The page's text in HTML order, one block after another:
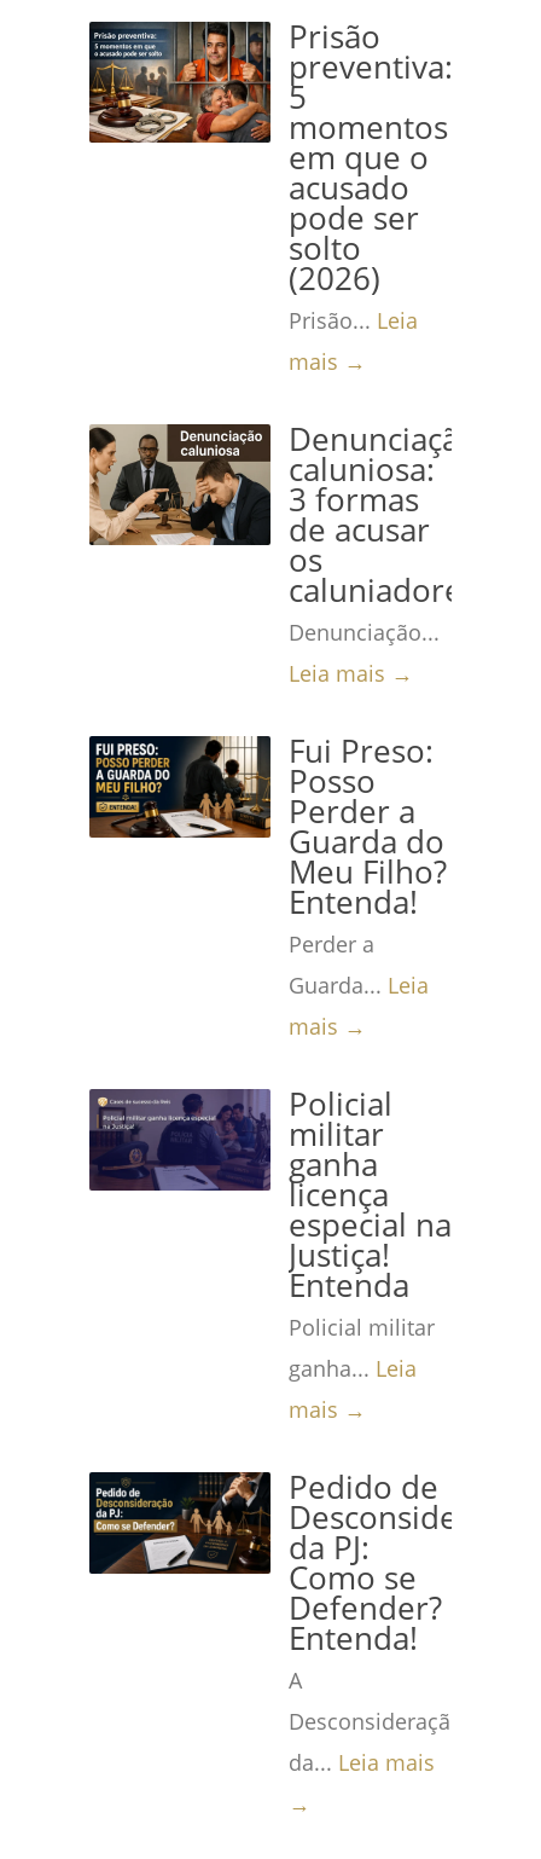
Prisão
preventiva:
5
momentos
em que o
acusado
pode ser
solto
(2026)
Prisão... Leia
mais →
Denunciação
caluniosa:
3 formas
de acusar
os
caluniadores
Denunciação...
Leia mais →
Fui Preso:
Posso
Perder a
Guarda do
Meu Filho?
Entenda!
Perder a
Guarda... Leia
mais →
Policial
militar
ganha
licença
especial na
Justiça!
Entenda
Policial militar
ganha... Leia
mais →
Pedido de
Desconsideração
da PJ:
Como se
Defender?
Entenda!
A
Desconsideração
da... Leia mais
→